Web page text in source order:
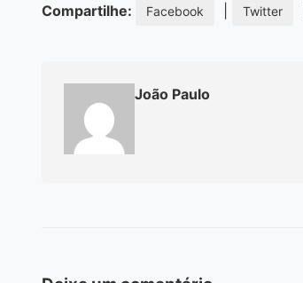
Compartilhe: Facebook Twitter
João Paulo